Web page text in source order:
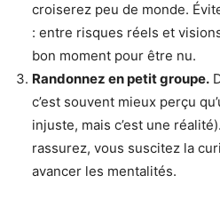
croiserez peu de monde.
: entre risques réels et
bon moment pour être nu.
Randonnez en petit groupe.
c’est souvent mieux perçu
injuste, mais c’est une
rassurez, vous suscitez la
avancer les mentalités.